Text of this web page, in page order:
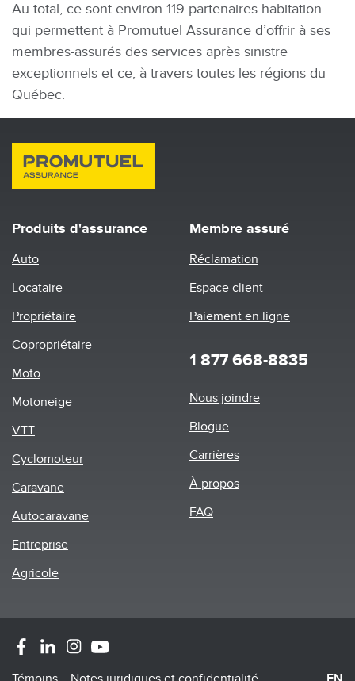
Au total, ce sont environ 119 partenaires habitation
qui permettent à Promutuel Assurance d’offrir à ses
membres-assurés des services après sinistre
exceptionnels et ce, à travers toutes les régions du
Québec.
Produits d'assurance
Auto
Locataire
Propriétaire
Copropriétaire
Moto
Motoneige
VTT
Cyclomoteur
Caravane
Autocaravane
Entreprise
Agricole
Membre assuré
Réclamation
Espace client
Paiement en ligne
1 877 668-8835
Footer
Nous joindre
Blogue
Carrières
À propos
FAQ